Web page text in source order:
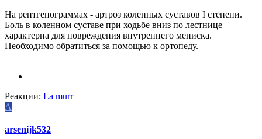
На рентгенограммах - артроз коленных суставов I степени.
Боль в коленном суставе при ходьбе вниз по лестнице
характерна для повреждения внутреннего мениска.
Необходимо обратиться за помощью к ортопеду.
Реакции: La murr
A
arsenijk532